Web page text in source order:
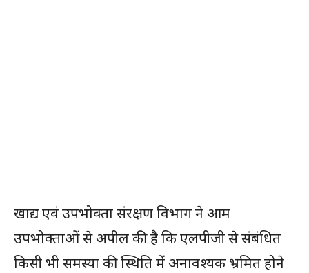
खाद्य एवं उपभोक्ता संरक्षण विभाग ने आम
उपभोक्ताओं से अपील की है कि एलपीजी से संबंधित
किसी भी समस्या की स्थिति में अनावश्यक भ्रमित होने